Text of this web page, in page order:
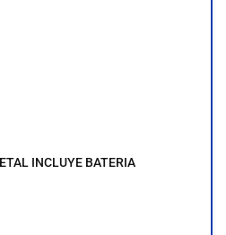
INCLUYE BATERIA